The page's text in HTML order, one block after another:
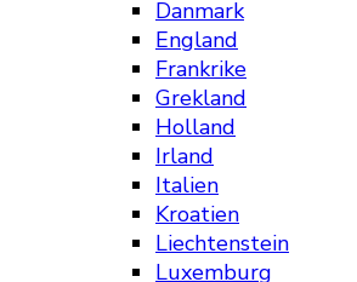
Danmark
England
Frankrike
Grekland
Holland
Irland
Italien
Kroatien
Liechtenstein
Luxemburg